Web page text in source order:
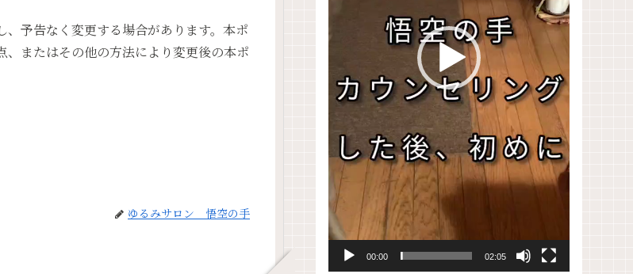
予告なく変更する場合があります。本ポ
、またはその他の方法により変更後の本ポ
ゆるみサロン 悟空の手
00:00 02:05